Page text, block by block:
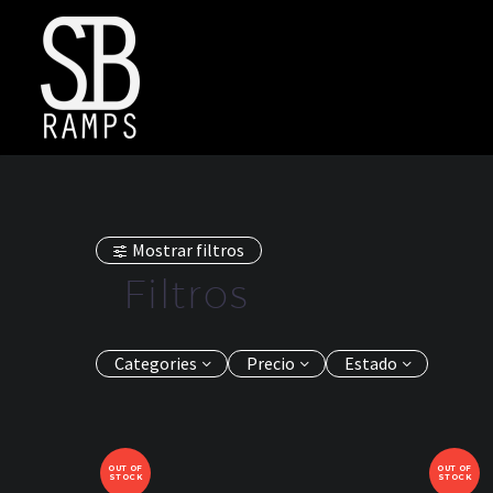
Mostrar filtros
Filtros
Categories Precio Estado
OUT OF
STOCK
OUT OF
STOCK